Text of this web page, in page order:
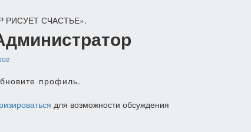
РИСУЕТ СЧАСТЬЕ».
профиль.
для возможности обсуждения